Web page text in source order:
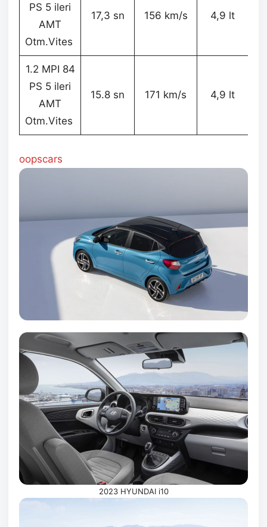
PS 5 ileri
AMT
Otm.Vites
17,3 sn 156 km/s 4,9 lt
1.2 MPI 84
PS 5 ileri
AMT
Otm.Vites
15.8 sn 171 km/s 4,9 lt
oopscars
2023 HYUNDAI i10